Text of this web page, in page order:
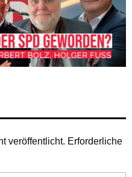
veröffentlicht. Erforderliche